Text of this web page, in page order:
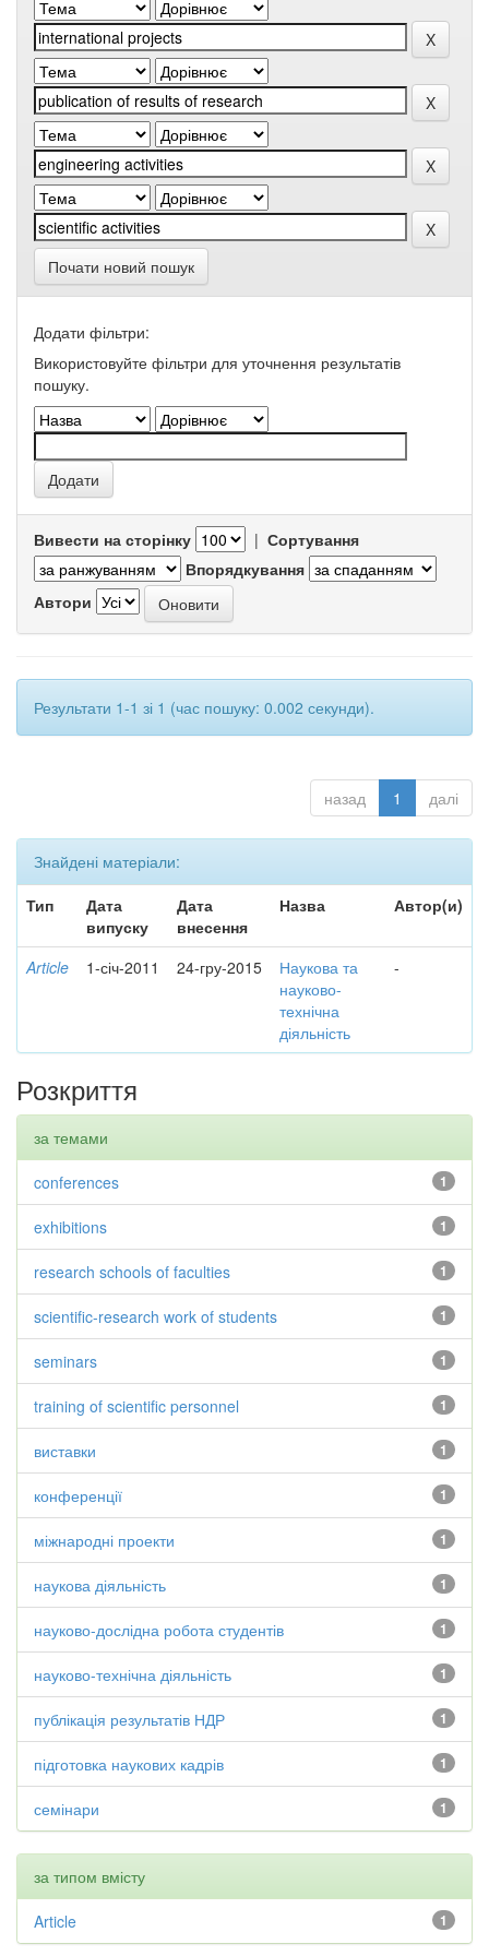
Почати новий пошук
Додати фільтри:
Використовуйте фільтри для уточнення результатів
пошуку.
Вивести на сторінку | Сортування
Впорядкування
Автори
Результати 1-1 зі 1 (час пошуку: 0.002 секунди).
назад 1 далі
Знайдені матеріали:
Тип
Дата
випуску
Дата
внесення
Назва Автор(и)
Article 1-січ-2011 24-гру-2015
Наукова та
науково-
технічна
діяльність
-
Розкриття
за темами
1
conferences
1
exhibitions
1
research schools of faculties
1
scientific-research work of students
1
seminars
1
training of scientific personnel
1
виставки
1
конференції
1
міжнародні проекти
1
наукова діяльність
1
науково-дослідна робота студентів
1
науково-технічна діяльність
1
публікація результатів НДР
1
підготовка наукових кадрів
1
семінари
за типом вмісту
1
Article